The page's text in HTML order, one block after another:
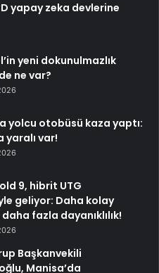
yapay zeka devlerine
yeni dokunulmazlık
ne var?
yolcu otobüsü kaza yaptı:
yaralı var!
9, hibrit UTG
geliyor: Daha kolay
fazla dayanıklılık!
Başkanvekili
Manisa’da